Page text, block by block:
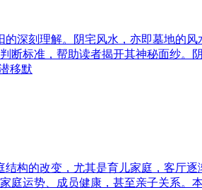
深刻理解。阴宅风水，亦即墓地的风
断标准，帮助读者揭开其神秘面纱。
移默
构的改变，尤其是育儿家庭，客厅逐
运势、成员健康，甚至亲子关系。